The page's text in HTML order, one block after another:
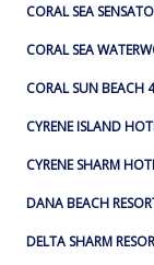
CORAL SEA
CORAL SEA
CORAL SUN BEACH
CYRENE ISLAND
CYRENE SHARM
DANA BEACH
DELTA SHARM